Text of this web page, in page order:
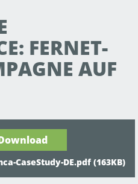
FERNET-
AUF
CaseStudy-DE.pdf (163KB)